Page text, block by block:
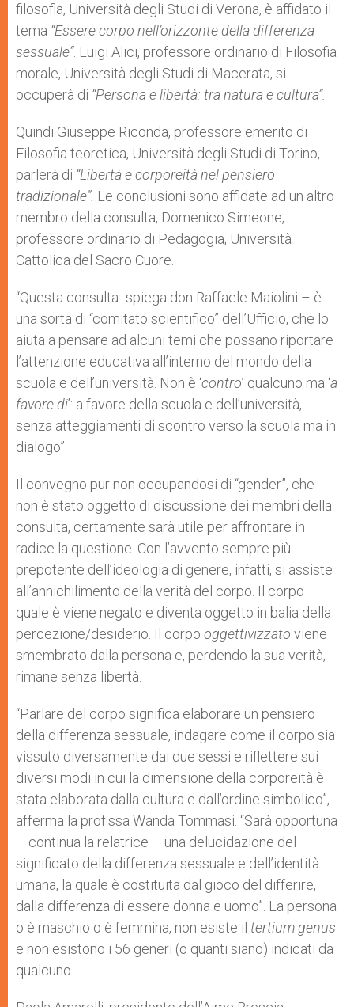
filosofia, Università degli Studi di Verona, è affidato il
tema “Essere corpo nell’orizzonte della differenza
sessuale”. Luigi Alici, professore ordinario di Filosofia
morale, Università degli Studi di Macerata, si
occuperà di “Persona e libertà: tra natura e cultura”.
Quindi Giuseppe Riconda, professore emerito di
Filosofia teoretica, Università degli Studi di Torino,
parlerà di “Libertà e corporeità nel pensiero
tradizionale”. Le conclusioni sono affidate ad un altro
membro della consulta, Domenico Simeone,
professore ordinario di Pedagogia, Università
Cattolica del Sacro Cuore.
“Questa consulta- spiega don Raffaele Maiolini – è
una sorta di “comitato scientifico” dell’Ufficio, che lo
aiuta a pensare ad alcuni temi che possano riportare
l’attenzione educativa all’interno del mondo della
scuola e dell’università. Non è ‘contro’ qualcuno ma ‘a
favore di’: a favore della scuola e dell’università,
senza atteggiamenti di scontro verso la scuola ma in
dialogo”.
Il convegno pur non occupandosi di “gender”, che
non è stato oggetto di discussione dei membri della
consulta, certamente sarà utile per affrontare in
radice la questione. Con l’avvento sempre più
prepotente dell’ideologia di genere, infatti, si assiste
all’annichilimento della verità del corpo. Il corpo
quale è viene negato e diventa oggetto in balia della
percezione/desiderio. Il corpo oggettivizzato viene
smembrato dalla persona e, perdendo la sua verità,
rimane senza libertà.
“Parlare del corpo significa elaborare un pensiero
della differenza sessuale, indagare come il corpo sia
vissuto diversamente dai due sessi e riflettere sui
diversi modi in cui la dimensione della corporeità è
stata elaborata dalla cultura e dall’ordine simbolico”,
afferma la prof.ssa Wanda Tommasi. “Sarà opportuna
– continua la relatrice – una delucidazione del
significato della differenza sessuale e dell’identità
umana, la quale è costituita dal gioco del differire,
dalla differenza di essere donna e uomo”. La persona
o è maschio o è femmina, non esiste il tertium genus
e non esistono i 56 generi (o quanti siano) indicati da
qualcuno.